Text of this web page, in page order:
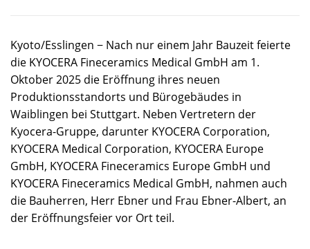
Kyoto/Esslingen − Nach nur einem Jahr Bauzeit feierte
die KYOCERA Fineceramics Medical GmbH am 1.
Oktober 2025 die Eröffnung ihres neuen
Produktionsstandorts und Bürogebäudes in
Waiblingen bei Stuttgart. Neben Vertretern der
Kyocera-Gruppe, darunter KYOCERA Corporation,
KYOCERA Medical Corporation, KYOCERA Europe
GmbH, KYOCERA Fineceramics Europe GmbH und
KYOCERA Fineceramics Medical GmbH, nahmen auch
die Bauherren, Herr Ebner und Frau Ebner-Albert, an
der Eröffnungsfeier vor Ort teil.